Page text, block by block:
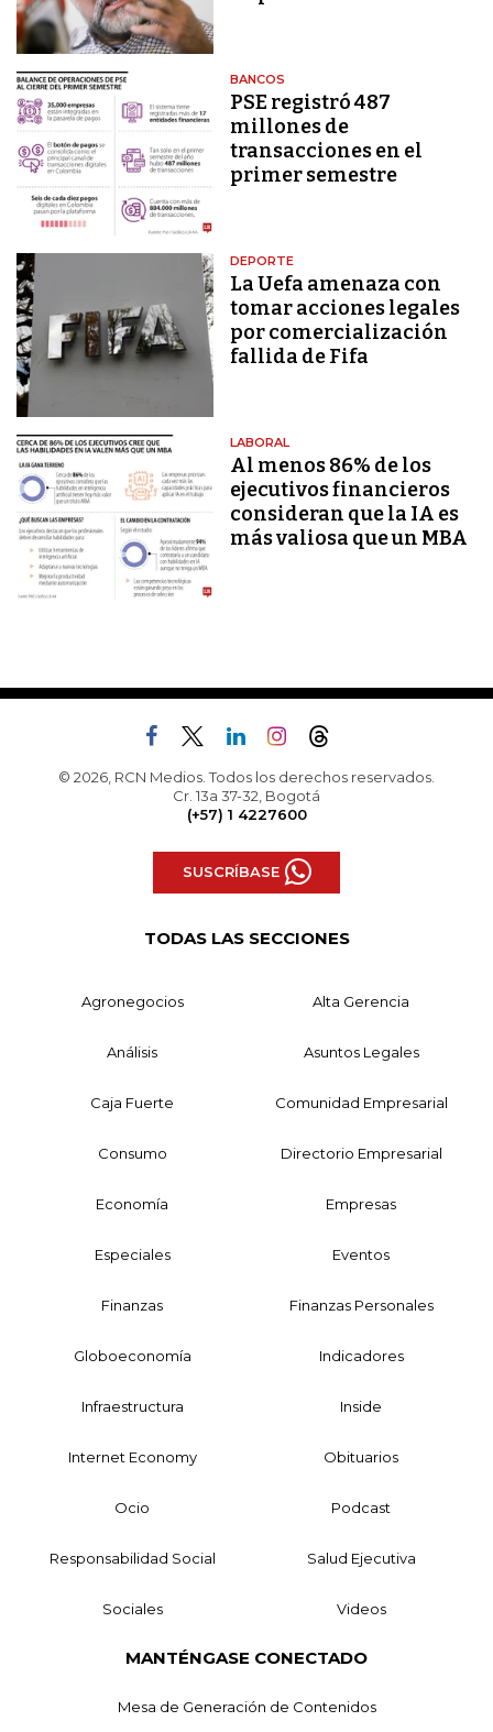
BANCOS
PSE registró 487
millones de
transacciones en el
primer semestre
DEPORTE
La Uefa amenaza con
tomar acciones legales
por comercialización
fallida de Fifa
LABORAL
Al menos 86% de los
ejecutivos financieros
consideran que la IA es
más valiosa que un MBA
© 2026, RCN Medios. Todos los derechos reservados.
Cr. 13a 37-32, Bogotá
(+57) 1 4227600
SUSCRÍBASE
TODAS LAS SECCIONES
Agronegocios Alta Gerencia
Análisis Asuntos Legales
Caja Fuerte Comunidad Empresarial
Consumo Directorio Empresarial
Economía Empresas
Especiales Eventos
Finanzas Finanzas Personales
Globoeconomía Indicadores
Infraestructura Inside
Internet Economy Obituarios
Ocio Podcast
Responsabilidad Social Salud Ejecutiva
Sociales Videos
MANTÉNGASE CONECTADO
Mesa de Generación de Contenidos